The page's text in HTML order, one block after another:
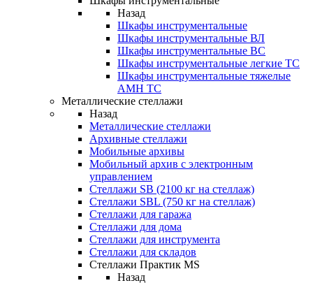
Назад
Шкафы инструментальные
Шкафы инструментальные ВЛ
Шкафы инструментальные ВС
Шкафы инструментальные легкие ТС
Шкафы инструментальные тяжелые
AMH TC
Металлические стеллажи
Назад
Металлические стеллажи
Архивные стеллажи
Мобильные архивы
Мобильный архив с электронным
управлением
Стеллажи SB (2100 кг на стеллаж)
Стеллажи SBL (750 кг на стеллаж)
Стеллажи для гаража
Стеллажи для дома
Стеллажи для инструмента
Стеллажи для складов
Стеллажи Практик MS
Назад